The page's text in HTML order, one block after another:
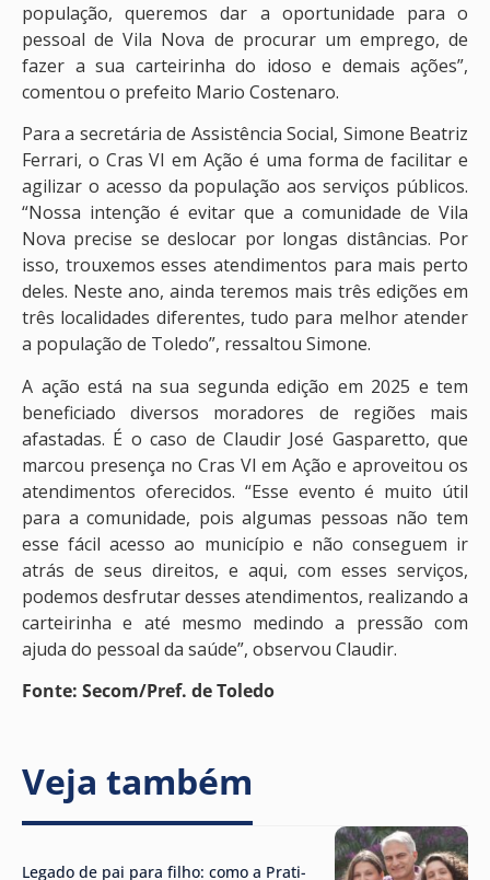
população, queremos dar a oportunidade para o
pessoal de Vila Nova de procurar um emprego, de
fazer a sua carteirinha do idoso e demais ações”,
comentou o prefeito Mario Costenaro.
Para a secretária de Assistência Social, Simone Beatriz
Ferrari, o Cras VI em Ação é uma forma de facilitar e
agilizar o acesso da população aos serviços públicos.
“Nossa intenção é evitar que a comunidade de Vila
Nova precise se deslocar por longas distâncias. Por
isso, trouxemos esses atendimentos para mais perto
deles. Neste ano, ainda teremos mais três edições em
três localidades diferentes, tudo para melhor atender
a população de Toledo”, ressaltou Simone.
A ação está na sua segunda edição em 2025 e tem
beneficiado diversos moradores de regiões mais
afastadas. É o caso de Claudir José Gasparetto, que
marcou presença no Cras VI em Ação e aproveitou os
atendimentos oferecidos. “Esse evento é muito útil
para a comunidade, pois algumas pessoas não tem
esse fácil acesso ao município e não conseguem ir
atrás de seus direitos, e aqui, com esses serviços,
podemos desfrutar desses atendimentos, realizando a
carteirinha e até mesmo medindo a pressão com
ajuda do pessoal da saúde”, observou Claudir.
Fonte: Secom/Pref. de Toledo
Veja também
Legado de pai para filho: como a Prati-